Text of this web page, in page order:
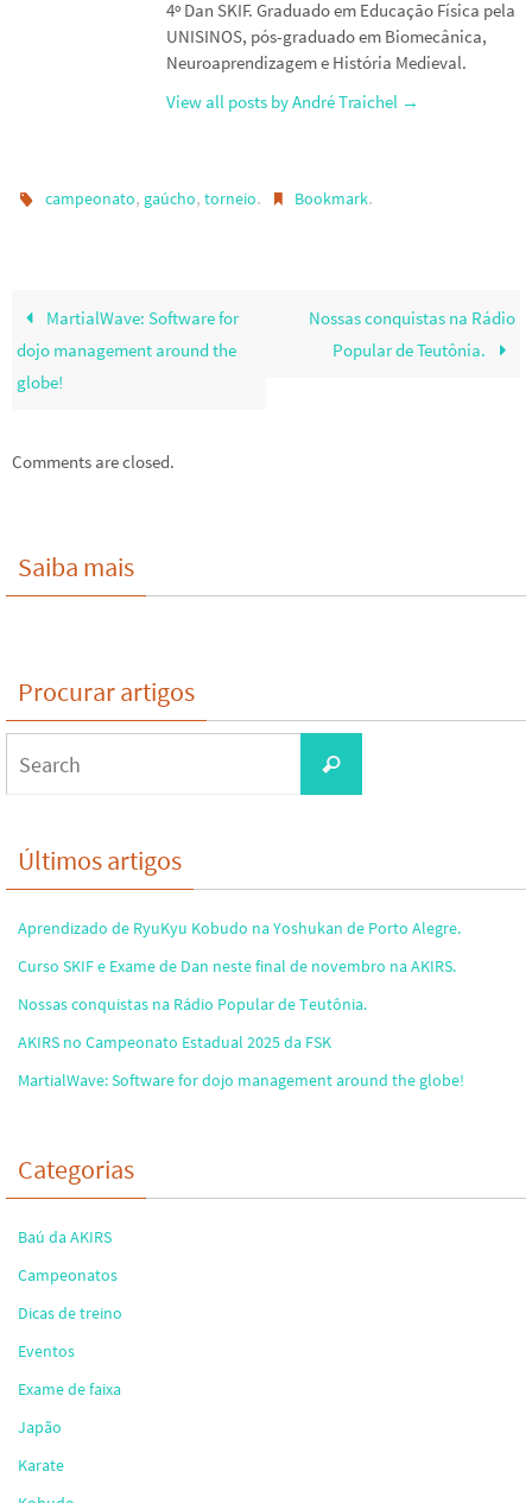
4º Dan SKIF. Graduado em Educação Física pela
UNISINOS, pós-graduado em Biomecânica,
Neuroaprendizagem e História Medieval.
View all posts by André Traichel →
campeonato, gaúcho,torneio. Bookmark.
MartialWave: Software for
dojo management around the
globe!
Nossas conquistas na Rádio
Popular de Teutônia.
Comments are closed.
Saiba mais
Procurar artigos
Search
Últimos artigos
Aprendizado de RyuKyu Kobudo na Yoshukan de Porto Alegre.
Curso SKIF e Exame de Dan neste final de novembro na AKIRS.
Nossas conquistas na Rádio Popular de Teutônia.
AKIRS no Campeonato Estadual 2025 da FSK
MartialWave: Software for dojo management around the globe!
Categorias
Baú da AKIRS
Campeonatos
Dicas de treino
Eventos
Exame de faixa
Japão
Karate